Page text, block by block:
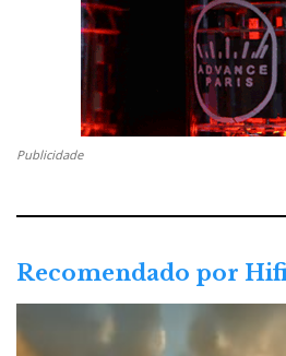
Publicidade
Recomendado por